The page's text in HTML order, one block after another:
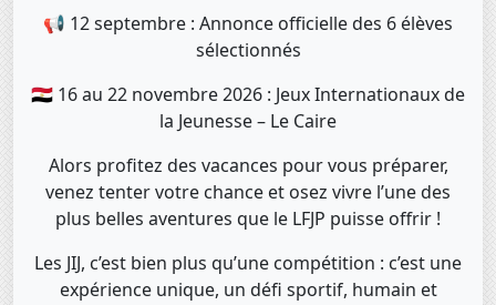
📢 12 septembre : Annonce officielle des 6 élèves
sélectionnés
🇪🇬 16 au 22 novembre 2026 : Jeux Internationaux de
la Jeunesse – Le Caire
Alors profitez des vacances pour vous préparer,
venez tenter votre chance et osez vivre l’une des
plus belles aventures que le LFJP puisse offrir !
Les JIJ, c’est bien plus qu’une compétition : c’est une
expérience unique, un défi sportif, humain et